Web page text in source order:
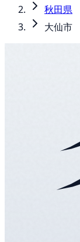
秋田県
大仙市